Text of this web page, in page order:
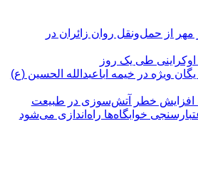
از حمل‌ونقل روان زائران در
ویژه در خیمه اباعبدالله الحسین (ع)
افزایش خطر آتش‌سوزی در طبیعت
خوابگاه‌ها راه‌اندازی می‌شود